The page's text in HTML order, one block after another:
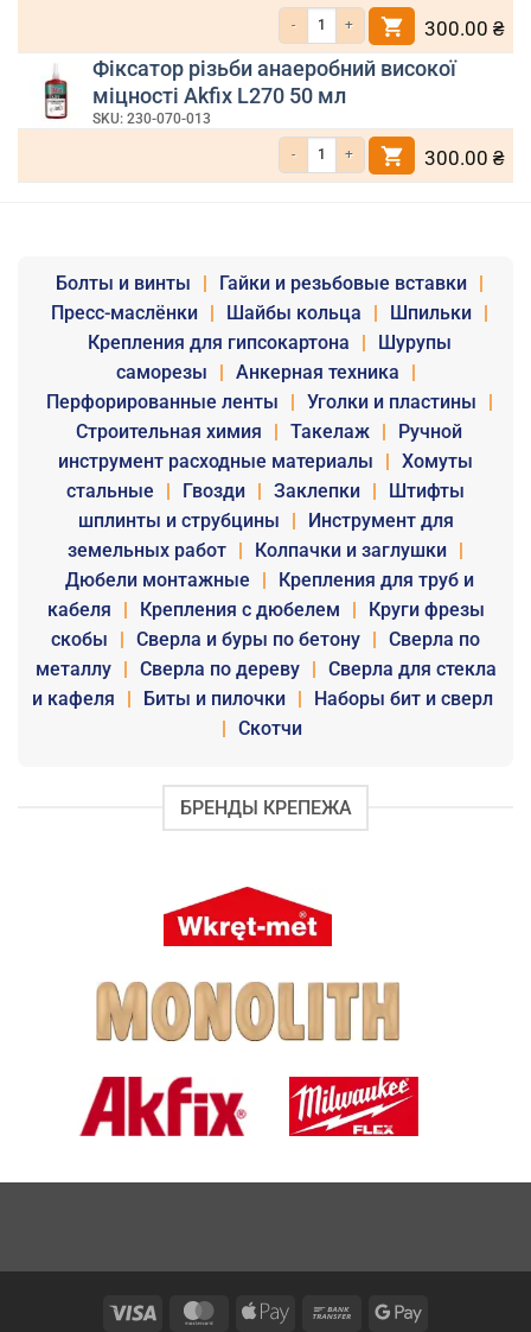
Кількість Фіксатор різьби анаеробний
300.00 ₴
Фіксатор різьби анаеробний високої
міцності Akfix L270 50 мл
SKU: 230-070-013
Кількість Фіксатор різьби анаеробний
300.00 ₴
Болты и винты | Гайки и резьбовые вставки
|
Пресс-маслёнки
| Шайбы кольца | Шпильки
|
Крепления для гипсокартона
|
Шурупы
саморезы
| Анкерная техника
|
Перфорированные ленты
| Уголки и пластины
|
Строительная химия
| Такелаж |
Ручной
инструмент расходные материалы
| Хомуты
стальные
| Гвозди | Заклепки |
Штифты
шплинты и струбцины
|
Инструмент для
земельных работ | Колпачки и заглушки |
Дюбели монтажные
|
Крепления для труб и
кабеля
| Крепления с дюбелем |
Круги фрезы
скобы
| Сверла и буры по бетону | Сверла по
металлу
| Сверла по дереву | Сверла для стекла
и кафеля
| Биты и пилочки |
Наборы бит и сверл
| Скотчи
БРЕНДЫ КРЕПЕЖА
Visa MasterCardApple
Bank
Google